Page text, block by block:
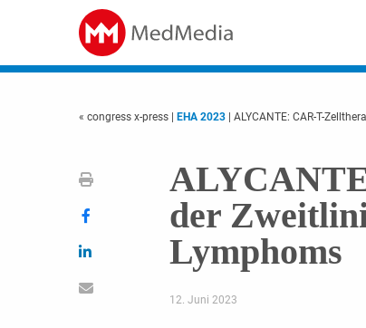
« congress x-press EHA 2023 | ALYCANTE: CAR-T-
der
Lymphoms
12. Juni 2023